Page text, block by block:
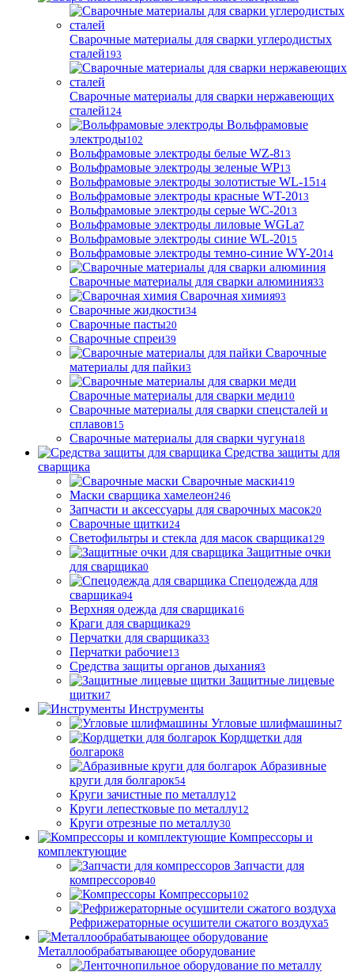
Сварочные материалы для сварки углеродистых
сталей193
Сварочные материалы для сварки нержавеющих
сталей124
Вольфрамовые
электроды102
Вольфрамовые электроды белые WZ-813
Вольфрамовые электроды зеленые WP13
Вольфрамовые электроды золотистые WL-1514
Вольфрамовые электроды красные WT-2013
Вольфрамовые электроды серые WC-2013
Вольфрамовые электроды лиловые WGLa7
Вольфрамовые электроды синие WL-2015
Вольфрамовые электроды темно-синие WY-2014
Сварочные материалы для сварки алюминия33
Сварочная химия93
Сварочные жидкости34
Сварочные пасты20
Сварочные спреи39
Сварочные
материалы для пайки3
Сварочные материалы для сварки меди10
Сварочные материалы для сварки спецсталей и
сплавов15
Сварочные материалы для сварки чугуна18
Средства защиты для
сварщика
Сварочные маски419
Маски сварщика хамелеон246
Запчасти и аксессуары для сварочных масок20
Сварочные щитки24
Светофильтры и стекла для масок сварщика129
Защитные очки
для сварщика0
Спецодежда для
сварщика94
Верхняя одежда для сварщика16
Краги для сварщика29
Перчатки для сварщика33
Перчатки рабочие13
Средства защиты органов дыхания3
Защитные лицевые
щитки7
Инструменты
Угловые шлифмашины7
Кордщетки для
болгарок8
Абразивные
круги для болгарок54
Круги зачистные по металлу12
Круги лепестковые по металлу12
Круги отрезные по металлу30
Компрессоры и
комплектующие
Запчасти для
компрессоров40
Компрессоры102
Рефрижераторные осушители сжатого воздуха5
Металлообрабатывающее оборудование